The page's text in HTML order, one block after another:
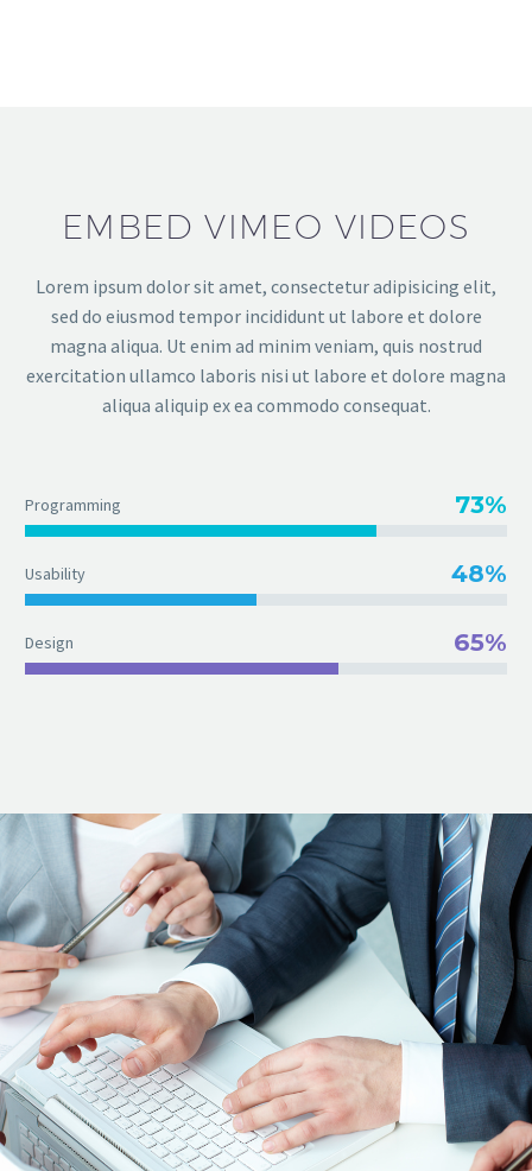
EMBED VIMEO VIDEOS
Lorem ipsum dolor sit amet, consectetur adipisicing elit,
sed do eiusmod tempor incididunt ut labore et dolore
magna aliqua. Ut enim ad minim veniam, quis nostrud
exercitation ullamco laboris nisi ut labore et dolore magna
aliqua aliquip ex ea commodo consequat.
Programming 73%
Usability 48%
Design 65%